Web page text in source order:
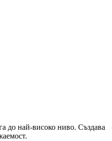
до най-високо ниво. Създава